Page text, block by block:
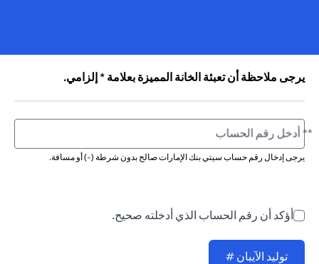
يرجى ملاحظة أن تعبئة الخانة المميزة بعلامة * إلزامي.
يرجى إدخال رقم حساب سيتي بنك الإمارات صالح بدون شرطة (-) أو مسافة.
** أدخل رقم الحساب
أؤكد أن رقم الحساب الذي أدخلته صحيح.
توليد الآيبان #